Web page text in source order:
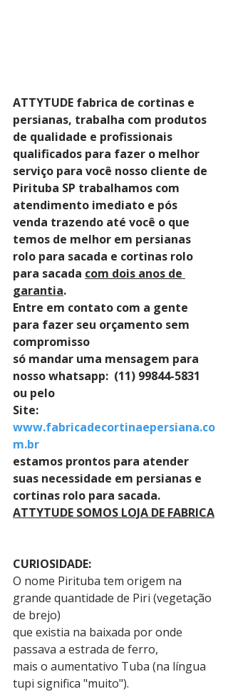
ATTYTUDE fabrica de cortinas e
persianas, trabalha com produtos
de qualidade e profissionais
qualificados para fazer o melhor
serviço para você nosso cliente de
Pirituba SP trabalhamos com
atendimento imediato e pós
venda trazendo até você o que
temos de melhor em persianas
rolo para sacada e cortinas rolo
para sacada com dois anos de
garantia.
Entre em contato com a gente
para fazer seu orçamento sem
compromisso
só mandar uma mensagem para
nosso whatsapp:  (11) 99844-5831
ou pelo
Site:
www.fabricadecortinaepersiana.co
m.br
estamos prontos para atender
suas necessidade em persianas e
cortinas rolo para sacada.
ATTYTUDE SOMOS LOJA DE FABRICA
CURIOSIDADE:
O nome Pirituba tem origem na
grande quantidade de Piri (vegetação
de brejo)
que existia na baixada por onde
passava a estrada de ferro,
mais o aumentativo Tuba (na língua
tupi significa "muito").